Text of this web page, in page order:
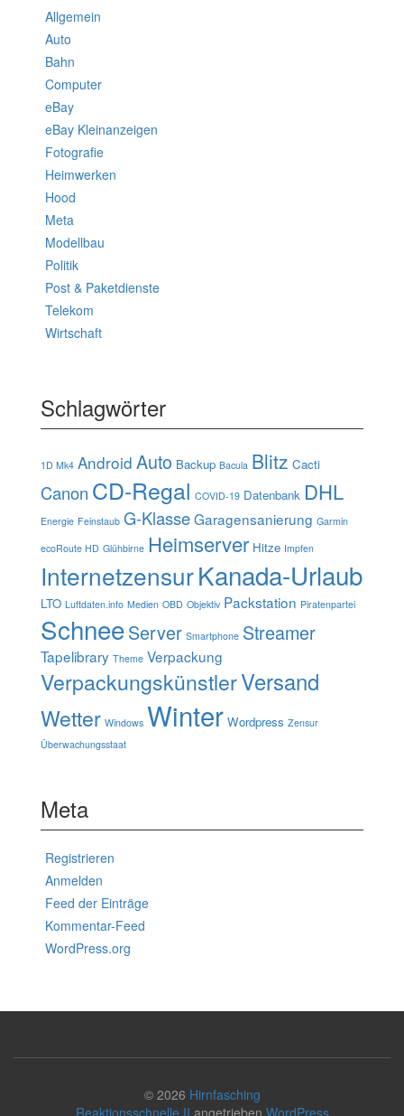
Allgemein
Auto
Bahn
Computer
eBay
eBay Kleinanzeigen
Fotografie
Heimwerken
Hood
Meta
Modellbau
Politik
Post & Paketdienste
Telekom
Wirtschaft
Schlagwörter
1D Mk4 Android Auto Backup Bacula Blitz Cacti
Canon CD-Regal COVID-19 Datenbank DHL
Energie Feinstaub G-KlasseGaragensanierung Garmin
ecoRoute HD Glühbirne Heimserver Hitze Impfen
InternetzensurKanada-Urlaub
LTO Luftdaten.info Medien OBD Objektiv Packstation Piratenpartei
SchneeServer Smartphone Streamer
Tapelibrary Theme Verpackung
VerpackungskünstlerVersand
Wetter Windows Winter Wordpress Zensur
Überwachungsstaat
Meta
Registrieren
Anmelden
Feed der Einträge
Kommentar-Feed
WordPress.org
© 2026 Hirnfasching
Reaktionsschnelle II angetrieben WordPress